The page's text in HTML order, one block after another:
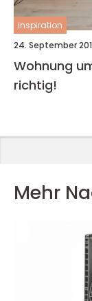
inspiration
24. September
Wohnung
richtig!
Mehr